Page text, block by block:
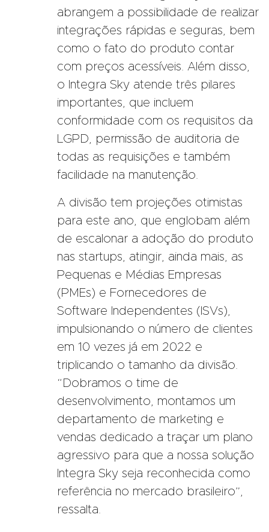
abrangem a possibilidade de realizar
integrações rápidas e seguras, bem
como o fato do produto contar
com preços acessíveis. Além disso,
o Integra Sky atende três pilares
importantes, que incluem
conformidade com os requisitos da
LGPD, permissão de auditoria de
todas as requisições e também
facilidade na manutenção.
A divisão tem projeções otimistas
para este ano, que englobam além
de escalonar a adoção do produto
nas startups, atingir, ainda mais, as
Pequenas e Médias Empresas
(PMEs) e Fornecedores de
Software Independentes (ISVs),
impulsionando o número de clientes
em 10 vezes já em 2022 e
triplicando o tamanho da divisão.
“Dobramos o time de
desenvolvimento, montamos um
departamento de marketing e
vendas dedicado a traçar um plano
agressivo para que a nossa solução
Integra Sky seja reconhecida como
referência no mercado brasileiro”,
ressalta.